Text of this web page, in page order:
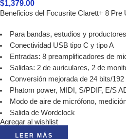
$1,379.00
Beneficios del Focusrite Clarett+ 8 Pre
Para bandas, estudios y productores
Conectividad USB tipo C y tipo A
Entradas: 8 preamplificadores de
Salidas: 2 de auriculares, 2 de
Conversión mejorada de 24 bits/192
Phatom power, MIDI, S/PDIF, E/S
Modo de aire de micrófono,
Salida de Wordclock
Agregar al wishlist
LEER MÁS